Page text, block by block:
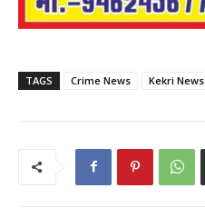
TAGS Crime News Kekri News